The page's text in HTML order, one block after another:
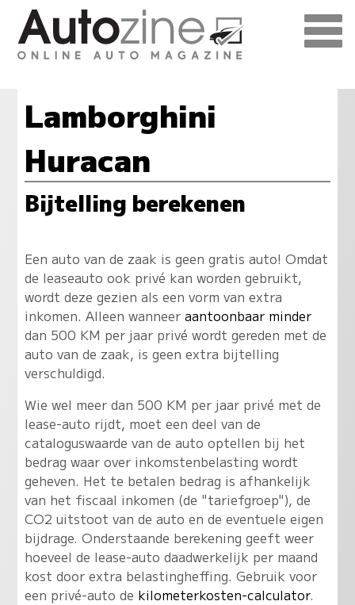
Lamborghini
Huracan
Bijtelling berekenen
Een auto van de zaak is geen gratis auto! Omdat
de leaseauto ook privé kan worden gebruikt,
wordt deze gezien als een vorm van extra
inkomen. Alleen wanneer aantoonbaar minder
dan 500 KM per jaar privé wordt gereden met de
auto van de zaak, is geen extra bijtelling
verschuldigd.
Wie wel meer dan 500 KM per jaar privé met de
lease-auto rijdt, moet een deel van de
cataloguswaarde van de auto optellen bij het
bedrag waar over inkomstenbelasting wordt
geheven. Het te betalen bedrag is afhankelijk
van het fiscaal inkomen (de "tariefgroep"), de
CO2 uitstoot van de auto en de eventuele eigen
bijdrage. Onderstaande berekening geeft weer
hoeveel de lease-auto daadwerkelijk per maand
kost door extra belastingheffing. Gebruik voor
een privé-auto de kilometerkosten-calculator.